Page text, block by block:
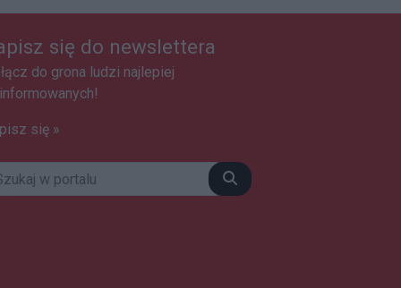
się do newslettera
do grona ludzi najlepiej
się »
Szukaj